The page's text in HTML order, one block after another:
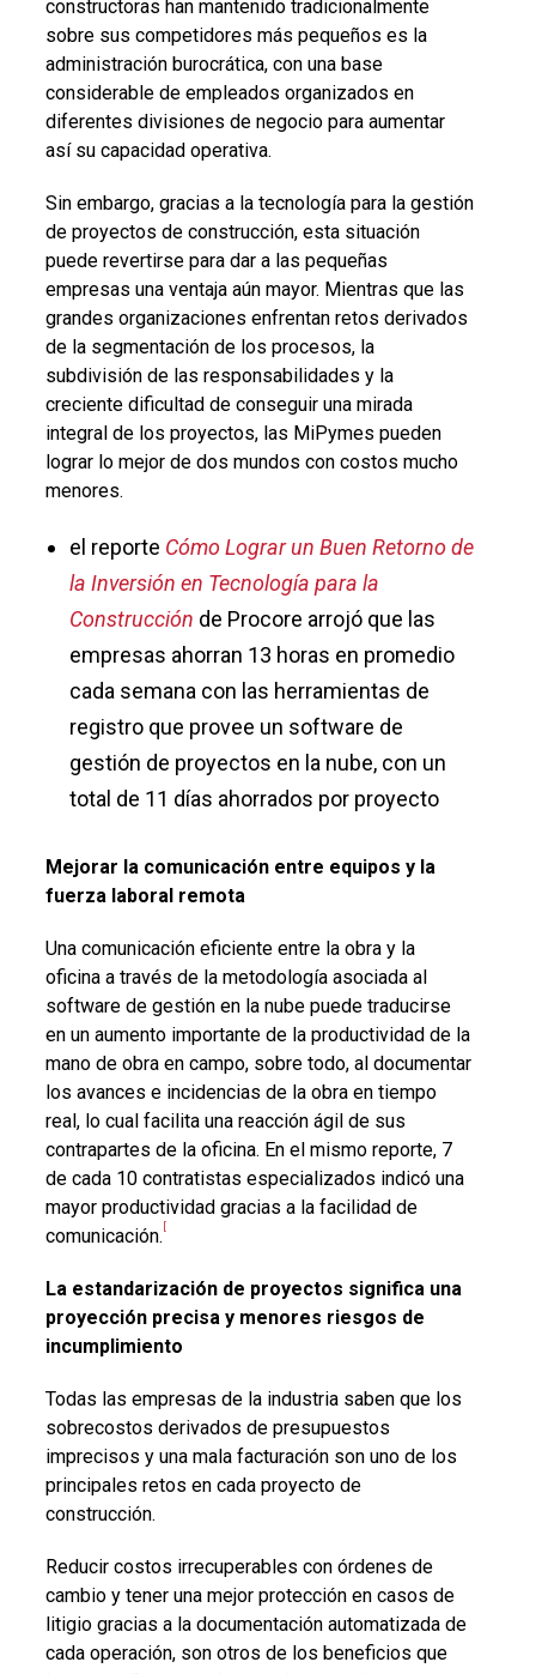
constructoras han mantenido tradicionalmente
sobre sus competidores más pequeños es la
administración burocrática, con una base
considerable de empleados organizados en
diferentes divisiones de negocio para aumentar
así su capacidad operativa.
Sin embargo, gracias a la tecnología para la gestión
de proyectos de construcción, esta situación
puede revertirse para dar a las pequeñas
empresas una ventaja aún mayor. Mientras que las
grandes organizaciones enfrentan retos derivados
de la segmentación de los procesos, la
subdivisión de las responsabilidades y la
creciente dificultad de conseguir una mirada
integral de los proyectos, las MiPymes pueden
lograr lo mejor de dos mundos con costos mucho
menores.
el reporte Cómo Lograr un Buen Retorno de
la Inversión en Tecnología para la
Construcción de Procore arrojó que las
empresas ahorran 13 horas en promedio
cada semana con las herramientas de
registro que provee un software de
gestión de proyectos en la nube, con un
total de 11 días ahorrados por proyecto
Mejorar la comunicación entre equipos y la
fuerza laboral remota
Una comunicación eficiente entre la obra y la
oficina a través de la metodología asociada al
software de gestión en la nube puede traducirse
en un aumento importante de la productividad de la
mano de obra en campo, sobre todo, al documentar
los avances e incidencias de la obra en tiempo
real, lo cual facilita una reacción ágil de sus
contrapartes de la oficina. En el mismo reporte, 7
de cada 10 contratistas especializados indicó una
mayor productividad gracias a la facilidad de
comunicación. [
La estandarización de proyectos significa una
proyección precisa y menores riesgos de
incumplimiento
Todas las empresas de la industria saben que los
sobrecostos derivados de presupuestos
imprecisos y una mala facturación son uno de los
principales retos en cada proyecto de
construcción.
Reducir costos irrecuperables con órdenes de
cambio y tener una mejor protección en casos de
litigio gracias a la documentación automatizada de
cada operación, son otros de los beneficios que